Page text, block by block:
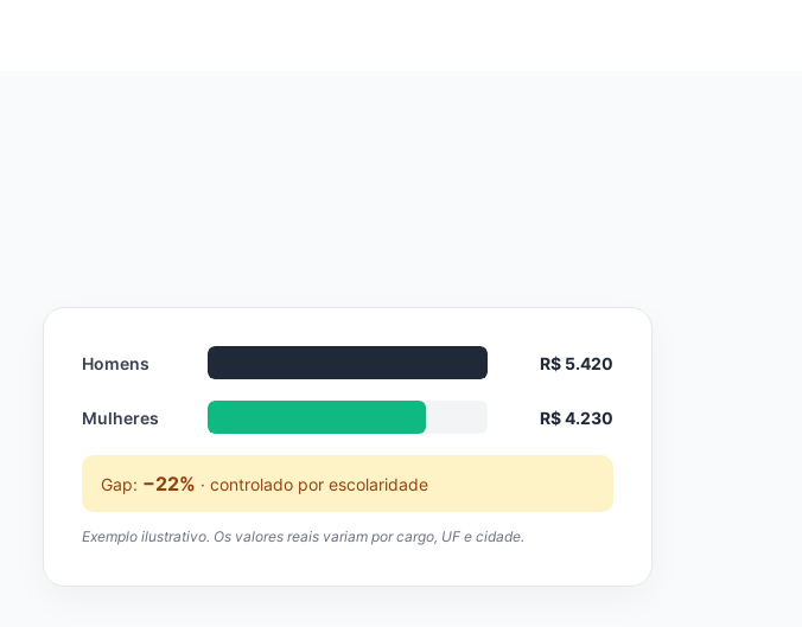
Homens R$ 5.420
Mulheres R$ 4.230
Gap: −22% · controlado por escolaridade
Exemplo ilustrativo. Os valores reais variam por cargo, UF e cidade.